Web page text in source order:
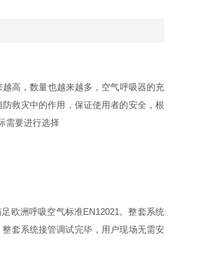
高，数量也越来越多，空气呼吸器的充
救灾中的作用，保证使用者的安全，根
需要进行选择
欧洲呼吸空气标准EN12021。整套系统
套系统接管调试完毕，用户现场无需安